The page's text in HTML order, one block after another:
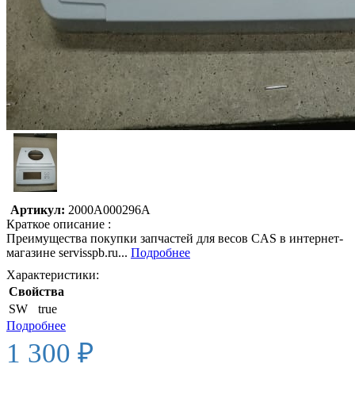
Артикул: 2000A000296A
Краткое описание :
Преимущества покупки запчастей для весов CAS в интернет-
магазине servisspb.ru... Подробнее
Характеристики:
Свойства
SW
true
Подробнее
1 300 ₽